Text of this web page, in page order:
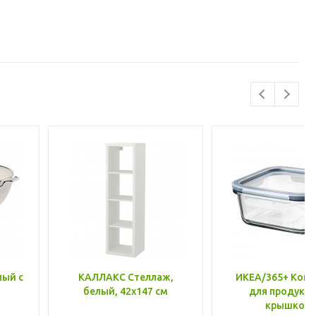
с
КАЛЛАКС Стеллаж,
белый, 42x147 см
ИКЕА/365+
для
крышкой,